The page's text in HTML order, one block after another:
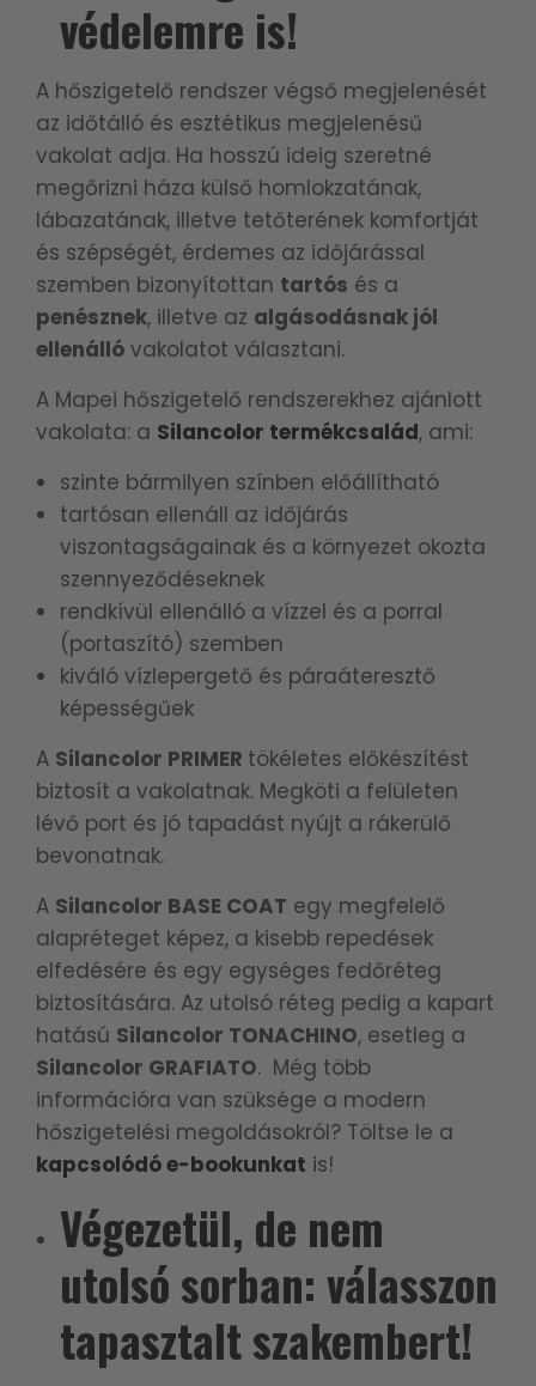
védelemre is!
A hőszigetelő rendszer végső megjelenését
az időtálló és esztétikus megjelenésű
vakolat adja. Ha hosszú ideig szeretné
megőrizni háza külső homlokzatának,
lábazatának, illetve tetőterének komfortját
és szépségét, érdemes az időjárással
szemben bizonyítottan tartós és a
penésznek, illetve az algásodásnak jól
ellenálló vakolatot választani.
A Mapei hőszigetelő rendszerekhez ajánlott
vakolata: a Silancolor termékcsalád, ami:
szinte bármilyen színben előállítható
tartósan ellenáll az időjárás
viszontagságainak és a környezet okozta
szennyeződéseknek
rendkívül ellenálló a vízzel és a porral
(portaszító) szemben
kiváló vízlepergető és páraáteresztő
képességűek
A Silancolor PRIMER tökéletes előkészítést
biztosít a vakolatnak. Megköti a felületen
lévő port és jó tapadást nyújt a rákerülő
bevonatnak.
A Silancolor BASE COAT egy megfelelő
alapréteget képez, a kisebb repedések
elfedésére és egy egységes fedőréteg
biztosítására. Az utolsó réteg pedig a kapart
hatású Silancolor TONACHINO, esetleg a
Silancolor GRAFIATO. Még több
információra van szüksége a modern
hőszigetelési megoldásokról? Töltse le a
kapcsolódó e-bookunkat is!
Végezetül, de nem
utolsó sorban: válasszon
tapasztalt szakembert!